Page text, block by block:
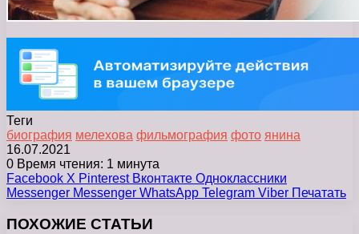
Теги
биография мелехова фильмография фото янина
16.07.2021
0 Время чтения: 1 минута
Facebook X Pinterest Вконтакте Одноклассники
Messenger Messenger WhatsApp Telegram Viber Печатать
ПОХОЖИЕ СТАТЬИ